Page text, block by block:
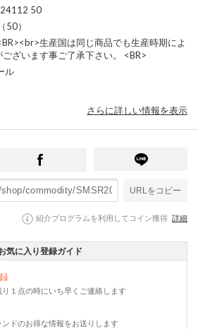
50
50）
生産国は同じ商品でも生産時期によ
ざいます事ご了承下さい。 <BR>
ル
さらに詳しい情報を表示
URLをコピー
紹介プログラムを利用してコイン獲得 詳細
気に入り登録ガイド
１点の時にいち早くご連絡します
ドのお得な情報をお送りします